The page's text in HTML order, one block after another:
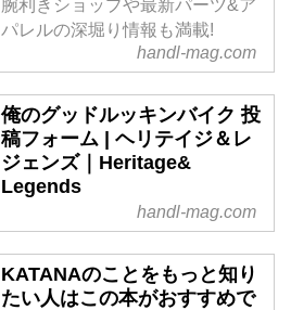
腕利きショップや最新パーツ&ア
パレルの深堀り情報も満載!
handl-mag.com
俺のグッドルッキンバイク 投
稿フォーム | ヘリテイジ＆レ
ジェンズ｜Heritage&
Legends
handl-mag.com
KATANAのことをもっと知り
たい人はこの本がおすすめで